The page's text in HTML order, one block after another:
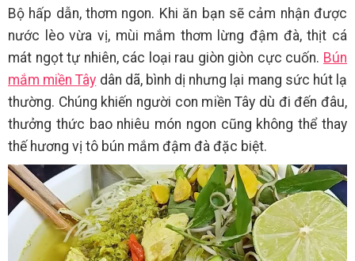
Bộ hấp dẫn, thơm ngon. Khi ăn bạn sẽ cảm nhận được
nước lèo vừa vị, mùi mắm thơm lừng đậm đà, thịt cá
mát ngọt tự nhiên, các loại rau giòn giòn cực cuốn. Bún
mắm miền Tây dân dã, bình dị nhưng lại mang sức hút lạ
thường. Chúng khiến người con miền Tây dù đi đến đâu,
thưởng thức bao nhiêu món ngon cũng không thể thay
thế hương vị tô bún mắm đậm đà đặc biệt.